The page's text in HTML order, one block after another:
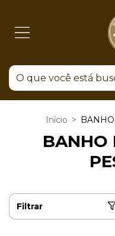
Início >
BANHO
Filtrar